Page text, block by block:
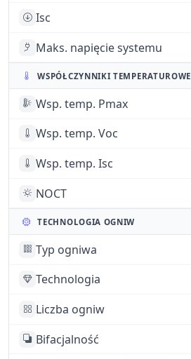
Isc
Maks. napięcie systemu
WSPÓŁCZYNNIKI TEMPERATUROWE
Wsp. temp. Pmax
Wsp. temp. Voc
Wsp. temp. Isc
NOCT
TECHNOLOGIA OGNIW
Typ ogniwa
Technologia
Liczba ogniw
Bifacjalność